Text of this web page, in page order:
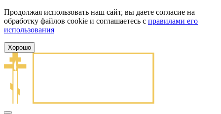
Продолжая использовать наш сайт, вы даете согласие на
обработку файлов cookie и соглашаетесь с правилами его
использования
Хорошо